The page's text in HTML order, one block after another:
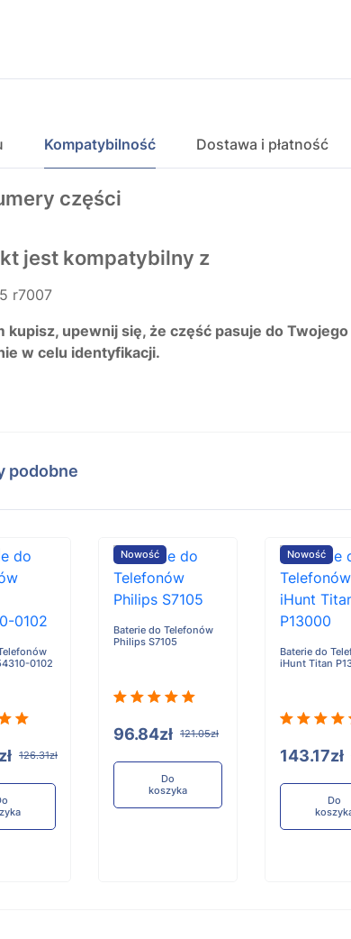
Kompatybilność Dostawa i płatność
części
jest kompatybilny z
r7007
kupisz, upewnij się, że część pasuje do
w celu identyfikacji.
podobne
0102
126.31zł
Nowość
Baterie do Telefonów
Philips S7105
96.84zł 121.05zł
Do
koszyka
Nowość
Baterie do
iHunt Titan
143.17zł
Do